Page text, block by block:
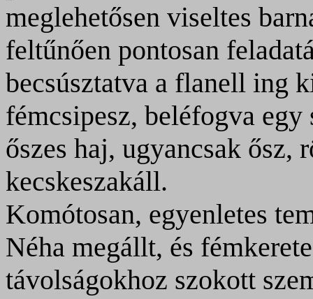
meglehetősen viseltes
feltűnően pontosan
becsúsztatva a flanell ing
fémcsipesz, beléfogva
őszes haj, ugyancsak ősz,
kecskeszakáll.
Komótosan, egyenletes
Néha megállt, és
távolságokhoz szokott